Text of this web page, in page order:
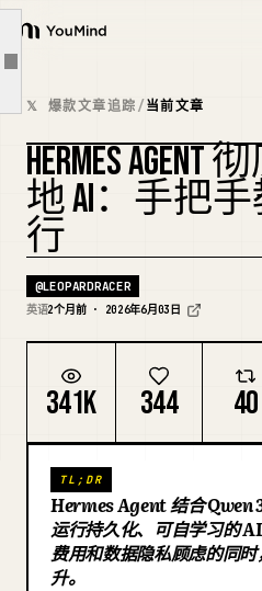
YouMind
概览
使用案例
技能
提示词
下载
博客
文章大纲
步骤 2. 安装 Hermes Agent（5 分钟）
可选：连接一个网关
可能出什么问题（5 个最常见的设置问
需要正视的顾虑
这个周末我实际会做什么
𝕏 爆款文章追踪/当前文章
HERMES
地 AI：手把
行
@LEOPARDRACER
英语2个月前 · 2026年6月03日
341K 344 40
TL;DR
Hermes Agent 结合 Qwen
运行持久化、可自学习的
费用和数据隐私顾虑的同
升。